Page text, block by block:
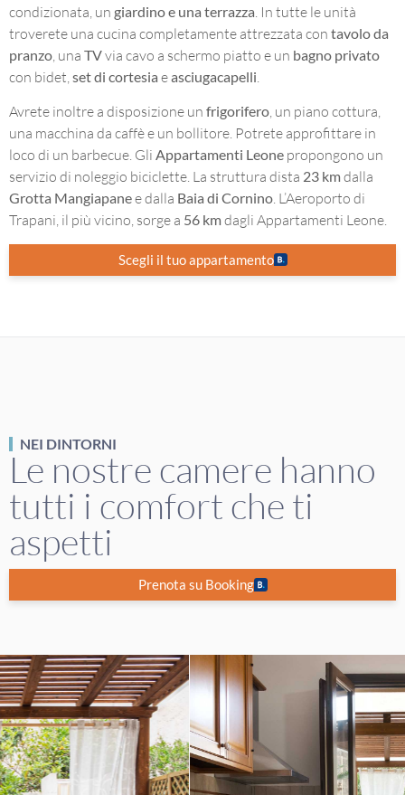
condizionata, un giardino e una terrazza . In tutte le unità
troverete una cucina completamente attrezzata con tavolo da
pranzo , una TVvia cavo a schermo piatto e un bagno privato
con bidet, set di cortesia easciugacapelli
Avrete inoltre a disposizione un frigorifero, un piano cottura,
una macchina da caffè e un bollitore. Potrete approfittare in
loco di un barbecue. Gli Appartamenti Leone propongono un
servizio di noleggio biciclette. La struttura dista 23 kmdalla
Grotta Mangiapanee dalla Baia di Cornino. L’Aeroporto di
Trapani, il più vicino, sorge a 56 kmdagli Appartamenti Leone.
Scegli il tuo appartamento
NEI DINTORNI
Le nostre camere hanno
tutti i comfort che ti
aspetti
Prenota su Booking